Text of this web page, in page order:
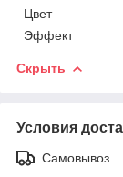
Цвет
Эффект
Скрыть
Условия
Самовывоз